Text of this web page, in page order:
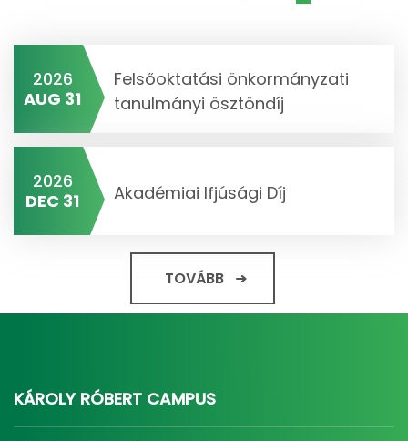
2026
AUG 31
Felsőoktatási önkormányzati
tanulmányi ösztöndíj
2026
DEC 31
Akadémiai Ifjúsági Díj
TOVÁBB
KÁROLY RÓBERT CAMPUS